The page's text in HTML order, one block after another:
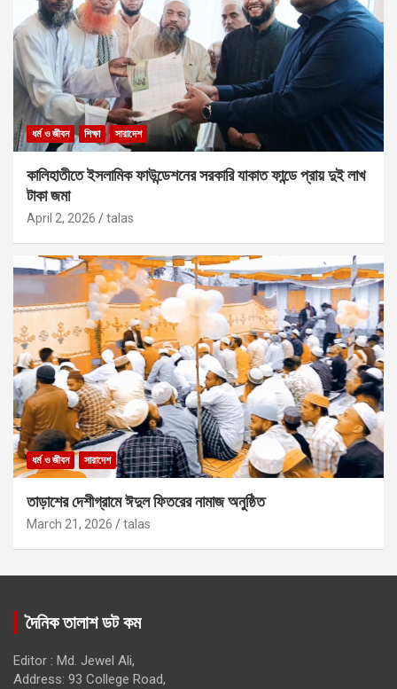
ধর্ম ও জীবন শিক্ষা সারাদেশ
কালিহাতীতে ইসলামিক ফাউন্ডেশনের সরকারি যাকাত ফান্ডে প্রায় দুই লাখ
টাকা জমা
April 2, 2026 talas
ধর্ম ও জীবন সারাদেশ
তাড়াশের দেশীগ্রামে ঈদুল ফিতরের নামাজ অনুষ্ঠিত
March 21, 2026 talas
দৈনিক তালাশ ডট কম
Editor : Md. Jewel Ali,
Address: 93 College Road,